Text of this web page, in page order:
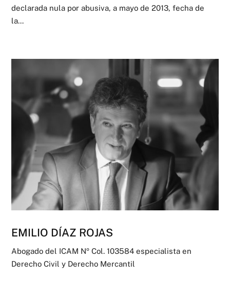
declarada nula por abusiva, a mayo de 2013, fecha de
la...
EMILIO DÍAZ ROJAS
Abogado del ICAM Nº Col. 103584 especialista en
Derecho Civil y Derecho Mercantil